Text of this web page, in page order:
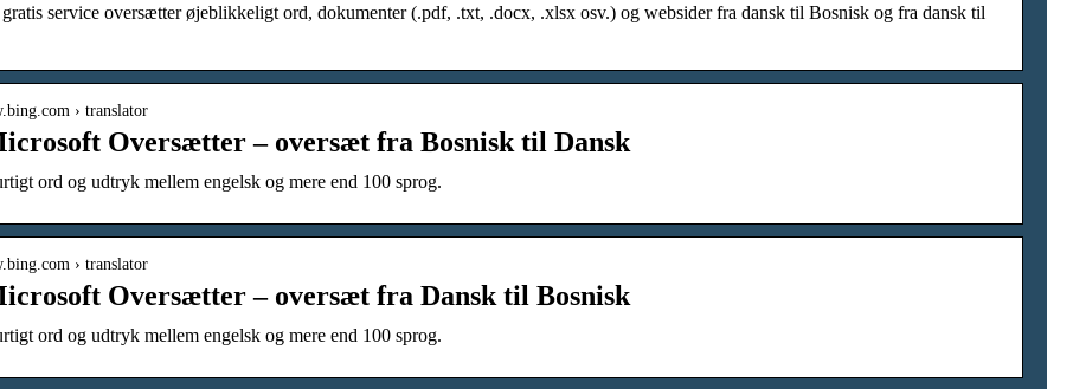
service oversætter øjeblikkeligt ord, dokumenter (.pdf, .txt, .docx, .xlsx osv.) og websider fra dansk til Bosnisk og fra dansk til
› translator
Oversætter – oversæt fra Bosnisk til Dansk
ord og udtryk mellem engelsk og mere end 100 sprog.
› translator
Oversætter – oversæt fra Dansk til Bosnisk
ord og udtryk mellem engelsk og mere end 100 sprog.